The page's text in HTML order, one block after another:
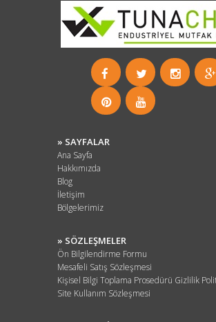
» SAYFALAR
Ana Sayfa
Hakkımızda
Blog
İletişim
Bölgelerimiz
» SÖZLEŞMELER
Ön Bilgilendirme Formu
Mesafeli Satış Sözleşmesi
Kişisel Bilgi Toplama Prosedürü Gizlilik
Site Kullanım Sözleşmesi